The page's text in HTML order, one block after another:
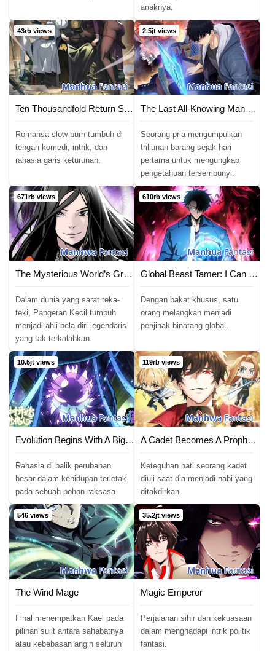
anaknya.
43rb views
ManhuaFantasi
Ten Thousandfold Return Senior Sister Please Behave
Romansa slow-burn tumbuh di
tengah komedi, intrik, dan
rahasia garis keturunan.
2.5jt views
ManhuaFantasi
The Last All-Knowing Man Collected Trillions of Stuff from Day One
Seorang pria mengumpulkan
triliunan barang sejak hari
pertama untuk mengungkap
pengetahuan tersembunyi.
671rb views
ManhwaFantasi
The Mysterious World’s Greatest Martial Artist Little Prince
Dalam dunia yang sarat teka-
teki, Pangeran Kecil tumbuh
menjadi ahli bela diri legendaris
yang tak terkalahkan.
610rb views
ManhuaFantasi
Global Beast Tamer: I Can See the Path of Evolution
Dengan bakat khusus, satu
orang melangkah menjadi
penjinak binatang global.
10.5jt views
ManhuaFantasi
Evolution Begins With A Big Tree
Rahasia di balik perubahan
besar dalam kehidupan terletak
pada sebuah pohon raksasa.
119rb views
ManhwaFantasi
A Cadet Becomes A Prophet?!
Keteguhan hati seorang kadet
diuji saat dia menjadi nabi yang
ditakdirkan.
546 views
ManhwaFantasi
The Wind Mage
Final menempatkan Kael pada
pilihan sulit antara sahabatnya
atau kebebasan angin seluruh
35.2jt views
ManhuaFantasi
Magic Emperor
Perjalanan sihir dan kekuasaan
dalam menghadapi intrik politik
fantasi.